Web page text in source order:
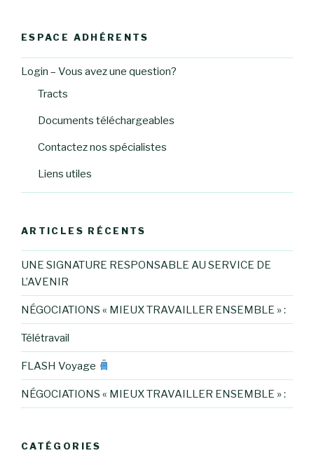
ESPACE ADHÉRENTS
Login – Vous avez une question?
Tracts
Documents téléchargeables
Contactez nos spécialistes
Liens utiles
ARTICLES RÉCENTS
UNE SIGNATURE RESPONSABLE AU SERVICE DE
L’AVENIR
NÉGOCIATIONS « MIEUX TRAVAILLER ENSEMBLE » :
Télétravail
FLASH Voyage
NÉGOCIATIONS « MIEUX TRAVAILLER ENSEMBLE » :
CATÉGORIES